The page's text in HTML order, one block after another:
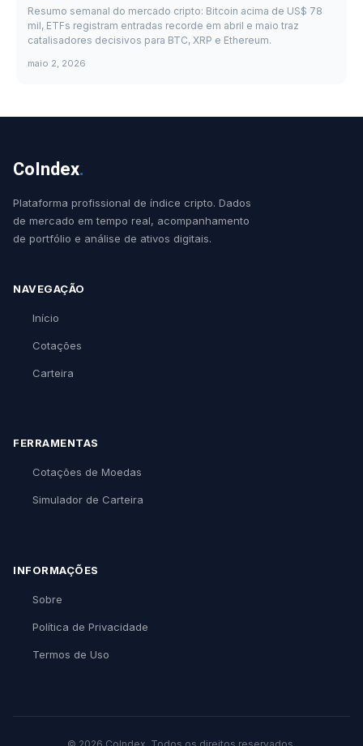
Resumo semanal do mercado cripto: Bitcoin acima de US$ 78
mil, ETFs registram entradas recorde em abril e maio traz
catalisadores decisivos para BTC, XRP e Ethereum.
maio 2, 2026
CoIndex.
Plataforma profissional de índice cripto. Dados
de mercado em tempo real, acompanhamento
de portfólio e análise de ativos digitais.
NAVEGAÇÃO
Início
Cotações
Carteira
FERRAMENTAS
Cotações de Moedas
Simulador de Carteira
INFORMAÇÕES
Sobre
Política de Privacidade
Termos de Uso